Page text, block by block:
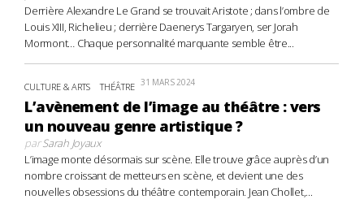
Derrière Alexandre Le Grand se trouvait Aristote ; dans l’ombre de
Louis XIII, Richelieu ; derrière Daenerys Targaryen, ser Jorah
Mormont… Chaque personnalité marquante semble être...
CULTURE & ARTS THÉÂTRE 31 MARS 2024
L’avènement de l’image au théâtre : vers
un nouveau genre artistique ?
parSarah Joyaux
L’image monte désormais sur scène. Elle trouve grâce auprès d’un
nombre croissant de metteurs en scène, et devient une des
nouvelles obsessions du théâtre contemporain. Jean Chollet,...